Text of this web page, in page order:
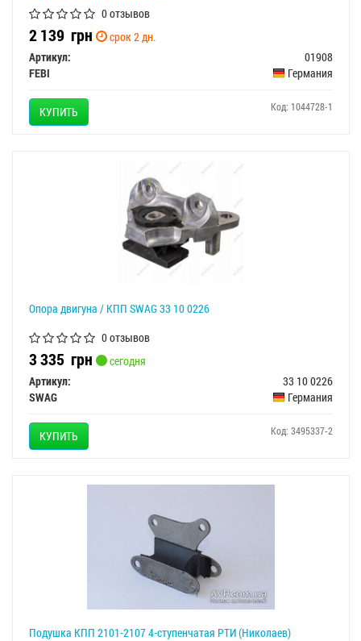
0 отзывов
2 139 грн
срок 2 дн.
Артикул:
01908
FEBI
Германия
КУПИТЬ Код: 1044728-1
Опора двигуна / КПП SWAG 33 10 0226
0 отзывов
3 335 грн
сегодня
Артикул:
33 10 0226
SWAG
Германия
КУПИТЬ Код: 3495337-2
Подушка КПП 2101-2107 4-ступенчатая РТИ (Николаев)